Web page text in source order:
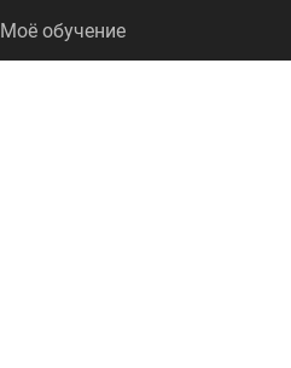
Моё обучение